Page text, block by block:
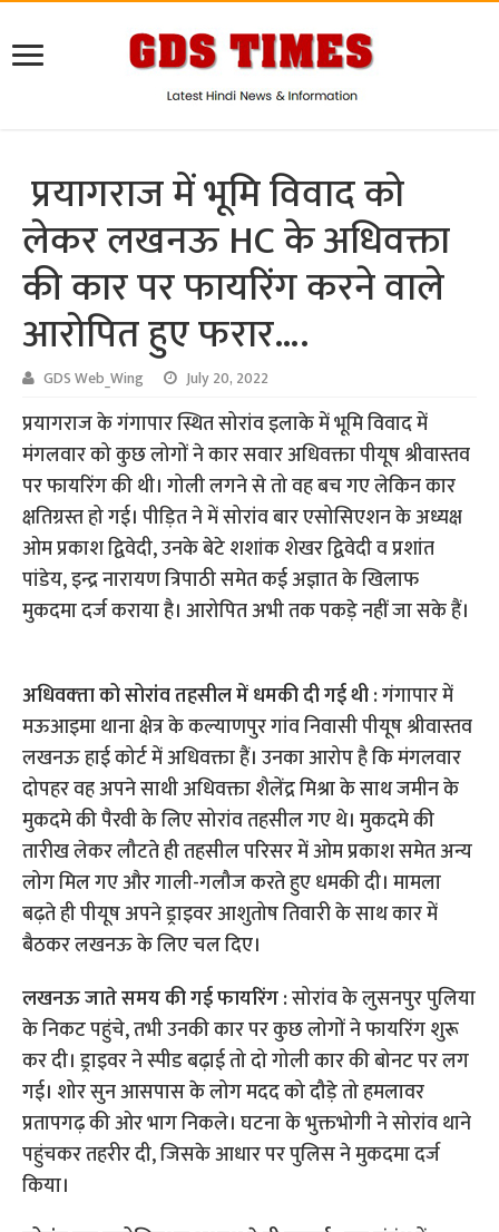
प्रयागराज में भूमि विवाद को
लेकर लखनऊ HC के अधिवक्ता
की कार पर फायरिंग करने वाले
आरोपित हुए फरार….
GDS Web_Wing July 20, 2022
प्रयागराज के गंगापार स्थित सोरांव इलाके में भूमि विवाद में
मंगलवार को कुछ लोगों ने कार सवार अधिवक्ता पीयूष श्रीवास्तव
पर फायरिंग की थी। गोली लगने से तो वह बच गए लेकिन कार
क्षतिग्रस्त हो गई। पीड़ित ने में सोरांव बार एसोसिएशन के अध्यक्ष
ओम प्रकाश द्विवेदी, उनके बेटे शशांक शेखर द्विवेदी व प्रशांत
पांडेय, इन्द्र नारायण त्रिपाठी समेत कई अज्ञात के खिलाफ
मुकदमा दर्ज कराया है। आरोपित अभी तक पकड़े नहीं जा सके हैं।
अधिवक्‍ता को सोरांव तहसील में धमकी दी गई थी :गंगापार में
मऊआइमा थाना क्षेत्र के कल्याणपुर गांव निवासी पीयूष श्रीवास्तव
लखनऊ हाई कोर्ट में अधिवक्ता हैं। उनका आरोप है कि मंगलवार
दोपहर वह अपने साथी अधिवक्ता शैलेंद्र मिश्रा के साथ जमीन के
मुकदमे की पैरवी के लिए सोरांव तहसील गए थे। मुकदमे की
तारीख लेकर लौटते ही तहसील परिसर में ओम प्रकाश समेत अन्य
लोग मिल गए और गाली-गलौज करते हुए धमकी दी। मामला
बढ़ते ही पीयूष अपने ड्राइवर आशुतोष तिवारी के साथ कार में
बैठकर लखनऊ के लिए चल दिए।
लखनऊ जाते समय की गई फायरिंग :सोरांव के लुसनपुर पुलिया
के निकट पहुंचे, तभी उनकी कार पर कुछ लोगों ने फायरिंग शुरू
कर दी। ड्राइवर ने स्पीड बढ़ाई तो दो गोली कार की बोनट पर लग
गई। शोर सुन आसपास के लोग मदद को दौड़े तो हमलावर
प्रतापगढ़ की ओर भाग निकले। घटना के भुक्तभोगी ने सोरांव थाने
पहुंचकर तहरीर दी, जिसके आधार पर पुलिस ने मुकदमा दर्ज
किया।